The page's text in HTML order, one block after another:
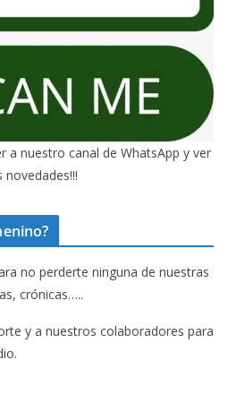
a nuestro canal de WhatsApp y ver
novedades!!!
no perderte ninguna de nuestras
crónicas…..
y a nuestros colaboradores para